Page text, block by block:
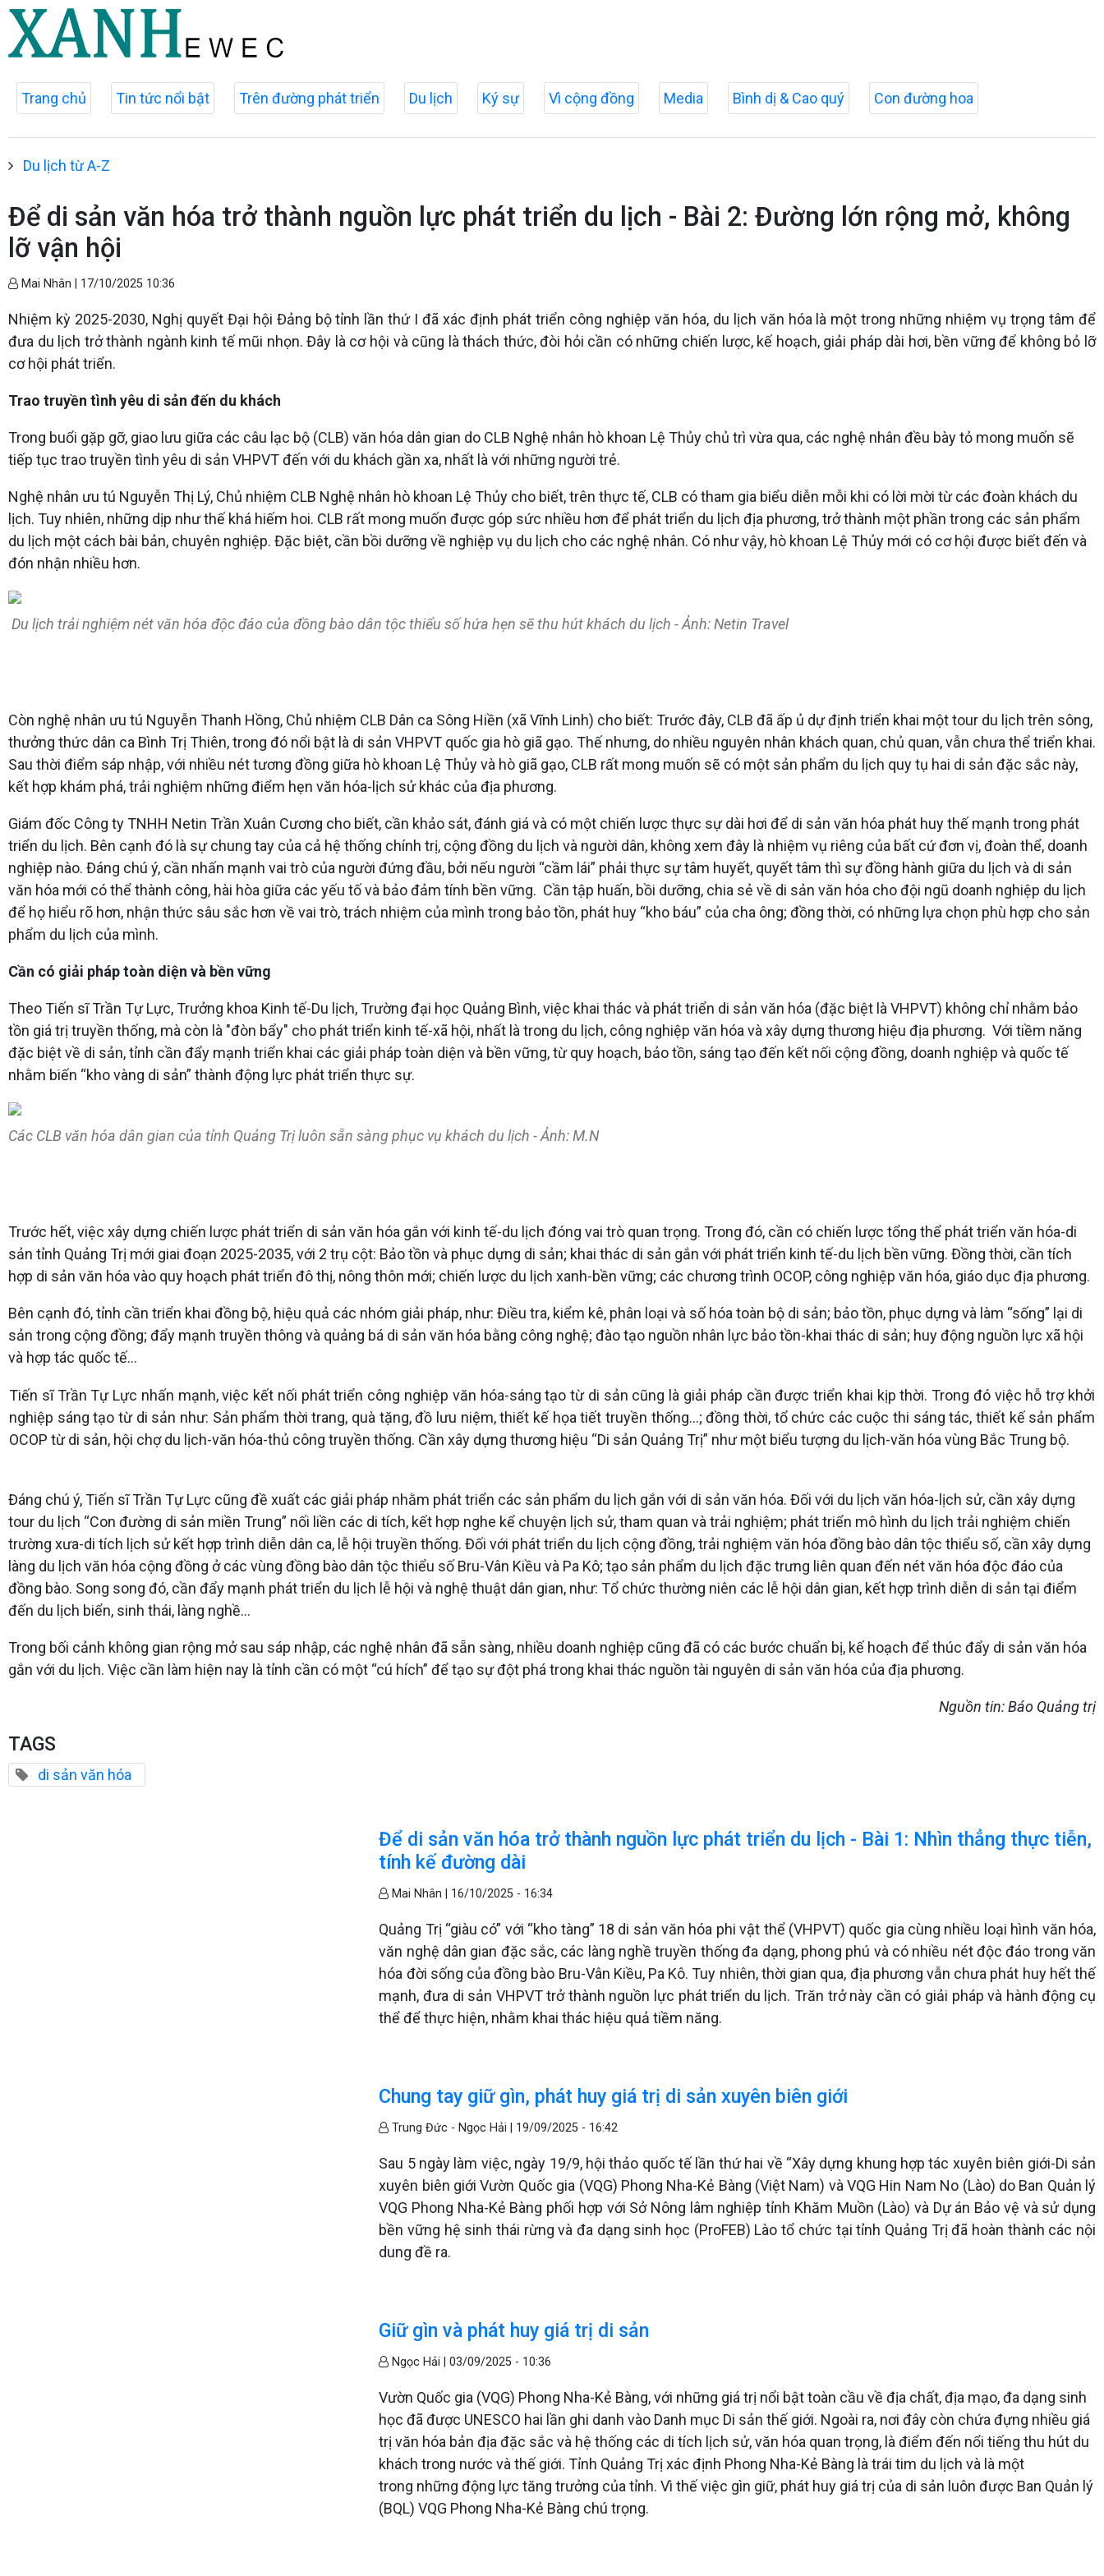
Trang chủ Tin tức nổi bật Trên đường phát triển Du lịch Ký sự Vì cộng đồng Media Bình dị & Cao quý Con đường hoa
Du lịch từ A-Z
Để di sản văn hóa trở thành nguồn lực phát triển du lịch - Bài 2: Đường lớn rộng mở, không
lỡ vận hội
Mai Nhân | 17/10/2025 10:36
Nhiệm kỳ 2025-2030, Nghị quyết Đại hội Đảng bộ tỉnh lần thứ I đã xác định phát triển công nghiệp văn hóa, du lịch văn hóa là một trong những nhiệm vụ trọng tâm để
đưa du lịch trở thành ngành kinh tế mũi nhọn. Đây là cơ hội và cũng là thách thức, đòi hỏi cần có những chiến lược, kế hoạch, giải pháp dài hơi, bền vững để không bỏ lỡ
cơ hội phát triển.
Trao truyền tình yêu di sản đến du khách
Trong buổi gặp gỡ, giao lưu giữa các câu lạc bộ (CLB) văn hóa dân gian do CLB Nghệ nhân hò khoan Lệ Thủy chủ trì vừa qua, các nghệ nhân đều bày tỏ mong muốn sẽ
tiếp tục trao truyền tình yêu di sản VHPVT đến với du khách gần xa, nhất là với những người trẻ.
Nghệ nhân ưu tú Nguyễn Thị Lý, Chủ nhiệm CLB Nghệ nhân hò khoan Lệ Thủy cho biết, trên thực tế, CLB có tham gia biểu diễn mỗi khi có lời mời từ các đoàn khách du
lịch. Tuy nhiên, những dịp như thế khá hiếm hoi. CLB rất mong muốn được góp sức nhiều hơn để phát triển du lịch địa phương, trở thành một phần trong các sản phẩm
du lịch một cách bài bản, chuyên nghiệp. Đặc biệt, cần bồi dưỡng về nghiệp vụ du lịch cho các nghệ nhân. Có như vậy, hò khoan Lệ Thủy mới có cơ hội được biết đến và
đón nhận nhiều hơn.
Du lịch trải nghiệm nét văn hóa độc đáo của đồng bào dân tộc thiểu số hứa hẹn sẽ thu hút khách du lịch - Ảnh: Netin Travel
Còn nghệ nhân ưu tú Nguyễn Thanh Hồng, Chủ nhiệm CLB Dân ca Sông Hiền (xã Vĩnh Linh) cho biết: Trước đây, CLB đã ấp ủ dự định triển khai một tour du lịch trên sông,
thưởng thức dân ca Bình Trị Thiên, trong đó nổi bật là di sản VHPVT quốc gia hò giã gạo. Thế nhưng, do nhiều nguyên nhân khách quan, chủ quan, vẫn chưa thể triển khai.
Sau thời điểm sáp nhập, với nhiều nét tương đồng giữa hò khoan Lệ Thủy và hò giã gạo, CLB rất mong muốn sẽ có một sản phẩm du lịch quy tụ hai di sản đặc sắc này,
kết hợp khám phá, trải nghiệm những điểm hẹn văn hóa-lịch sử khác của địa phương.
Giám đốc Công ty TNHH Netin Trần Xuân Cương cho biết, cần khảo sát, đánh giá và có một chiến lược thực sự dài hơi để di sản văn hóa phát huy thế mạnh trong phát
triển du lịch. Bên cạnh đó là sự chung tay của cả hệ thống chính trị, cộng đồng du lịch và người dân, không xem đây là nhiệm vụ riêng của bất cứ đơn vị, đoàn thể, doanh
nghiệp nào. Đáng chú ý, cần nhấn mạnh vai trò của người đứng đầu, bởi nếu người “cầm lái” phải thực sự tâm huyết, quyết tâm thì sự đồng hành giữa du lịch và di sản
văn hóa mới có thể thành công, hài hòa giữa các yếu tố và bảo đảm tính bền vững. Cần tập huấn, bồi dưỡng, chia sẻ về di sản văn hóa cho đội ngũ doanh nghiệp du lịch
để họ hiểu rõ hơn, nhận thức sâu sắc hơn về vai trò, trách nhiệm của mình trong bảo tồn, phát huy “kho báu” của cha ông; đồng thời, có những lựa chọn phù hợp cho sản
phẩm du lịch của mình.
Cần có giải pháp toàn diện và bền vững
Theo Tiến sĩ Trần Tự Lực, Trưởng khoa Kinh tế-Du lịch, Trường đại học Quảng Bình, việc khai thác và phát triển di sản văn hóa (đặc biệt là VHPVT) không chỉ nhằm bảo
tồn giá trị truyền thống, mà còn là "đòn bẩy" cho phát triển kinh tế-xã hội, nhất là trong du lịch, công nghiệp văn hóa và xây dựng thương hiệu địa phương. Với tiềm năng
đặc biệt về di sản, tỉnh cần đẩy mạnh triển khai các giải pháp toàn diện và bền vững, từ quy hoạch, bảo tồn, sáng tạo đến kết nối cộng đồng, doanh nghiệp và quốc tế
nhằm biến “kho vàng di sản” thành động lực phát triển thực sự.
Các CLB văn hóa dân gian của tỉnh Quảng Trị luôn sẵn sàng phục vụ khách du lịch - Ảnh: M.N
Trước hết, việc xây dựng chiến lược phát triển di sản văn hóa gắn với kinh tế-du lịch đóng vai trò quan trọng. Trong đó, cần có chiến lược tổng thể phát triển văn hóa-di
sản tỉnh Quảng Trị mới giai đoạn 2025-2035, với 2 trụ cột: Bảo tồn và phục dựng di sản; khai thác di sản gắn với phát triển kinh tế-du lịch bền vững. Đồng thời, cần tích
hợp di sản văn hóa vào quy hoạch phát triển đô thị, nông thôn mới; chiến lược du lịch xanh-bền vững; các chương trình OCOP, công nghiệp văn hóa, giáo dục địa phương.
Bên cạnh đó, tỉnh cần triển khai đồng bộ, hiệu quả các nhóm giải pháp, như: Điều tra, kiểm kê, phân loại và số hóa toàn bộ di sản; bảo tồn, phục dựng và làm “sống” lại di
sản trong cộng đồng; đẩy mạnh truyền thông và quảng bá di sản văn hóa bằng công nghệ; đào tạo nguồn nhân lực bảo tồn-khai thác di sản; huy động nguồn lực xã hội
và hợp tác quốc tế…
Tiến sĩ Trần Tự Lực nhấn mạnh, việc kết nối phát triển công nghiệp văn hóa-sáng tạo từ di sản cũng là giải pháp cần được triển khai kịp thời. Trong đó việc hỗ trợ khởi
nghiệp sáng tạo từ di sản như: Sản phẩm thời trang, quà tặng, đồ lưu niệm, thiết kế họa tiết truyền thống…; đồng thời, tổ chức các cuộc thi sáng tác, thiết kế sản phẩm
OCOP từ di sản, hội chợ du lịch-văn hóa-thủ công truyền thống. Cần xây dựng thương hiệu “Di sản Quảng Trị” như một biểu tượng du lịch-văn hóa vùng Bắc Trung bộ.
Đáng chú ý, Tiến sĩ Trần Tự Lực cũng đề xuất các giải pháp nhằm phát triển các sản phẩm du lịch gắn với di sản văn hóa. Đối với du lịch văn hóa-lịch sử, cần xây dựng
tour du lịch “Con đường di sản miền Trung” nối liền các di tích, kết hợp nghe kể chuyện lịch sử, tham quan và trải nghiệm; phát triển mô hình du lịch trải nghiệm chiến
trường xưa-di tích lịch sử kết hợp trình diễn dân ca, lễ hội truyền thống. Đối với phát triển du lịch cộng đồng, trải nghiệm văn hóa đồng bào dân tộc thiểu số, cần xây dựng
làng du lịch văn hóa cộng đồng ở các vùng đồng bào dân tộc thiểu số Bru-Vân Kiều và Pa Kô; tạo sản phẩm du lịch đặc trưng liên quan đến nét văn hóa độc đáo của
đồng bào. Song song đó, cần đẩy mạnh phát triển du lịch lễ hội và nghệ thuật dân gian, như: Tổ chức thường niên các lễ hội dân gian, kết hợp trình diễn di sản tại điểm
đến du lịch biển, sinh thái, làng nghề…
Trong bối cảnh không gian rộng mở sau sáp nhập, các nghệ nhân đã sẵn sàng, nhiều doanh nghiệp cũng đã có các bước chuẩn bị, kế hoạch để thúc đẩy di sản văn hóa
gắn với du lịch. Việc cần làm hiện nay là tỉnh cần có một “cú hích” để tạo sự đột phá trong khai thác nguồn tài nguyên di sản văn hóa của địa phương.
Nguồn tin: Báo Quảng trị
TAGS
di sản văn hóa
Để di sản văn hóa trở thành nguồn lực phát triển du lịch - Bài 1: Nhìn thẳng thực tiễn,
tính kế đường dài
Mai Nhân | 16/10/2025 - 16:34
Quảng Trị “giàu có” với “kho tàng” 18 di sản văn hóa phi vật thể (VHPVT) quốc gia cùng nhiều loại hình văn hóa,
văn nghệ dân gian đặc sắc, các làng nghề truyền thống đa dạng, phong phú và có nhiều nét độc đáo trong văn
hóa đời sống của đồng bào Bru-Vân Kiều, Pa Kô. Tuy nhiên, thời gian qua, địa phương vẫn chưa phát huy hết thế
mạnh, đưa di sản VHPVT trở thành nguồn lực phát triển du lịch. Trăn trở này cần có giải pháp và hành động cụ
thể để thực hiện, nhằm khai thác hiệu quả tiềm năng.
Chung tay giữ gìn, phát huy giá trị di sản xuyên biên giới
Trung Đức - Ngọc Hải | 19/09/2025 - 16:42
Sau 5 ngày làm việc, ngày 19/9, hội thảo quốc tế lần thứ hai về “Xây dựng khung hợp tác xuyên biên giới-Di sản
xuyên biên giới Vườn Quốc gia (VQG) Phong Nha-Kẻ Bàng (Việt Nam) và VQG Hin Nam No (Lào) do Ban Quản lý
VQG Phong Nha-Kẻ Bàng phối hợp với Sở Nông lâm nghiệp tỉnh Khăm Muồn (Lào) và Dự án Bảo vệ và sử dụng
bền vững hệ sinh thái rừng và đa dạng sinh học (ProFEB) Lào tổ chức tại tỉnh Quảng Trị đã hoàn thành các nội
dung đề ra.
Giữ gìn và phát huy giá trị di sản
Ngọc Hải |03/09/2025 - 10:36
Vườn Quốc gia (VQG) Phong Nha-Kẻ Bàng, với những giá trị nổi bật toàn cầu về địa chất, địa mạo, đa dạng sinh
học đã được UNESCO hai lần ghi danh vào Danh mục Di sản thế giới. Ngoài ra, nơi đây còn chứa đựng nhiều giá
trị văn hóa bản địa đặc sắc và hệ thống các di tích lịch sử, văn hóa quan trọng, là điểm đến nổi tiếng thu hút du
khách trong nước và thế giới. Tỉnh Quảng Trị xác định Phong Nha-Kẻ Bàng là trái tim du lịch và là một
trong những động lực tăng trưởng của tỉnh. Vì thế việc gìn giữ, phát huy giá trị của di sản luôn được Ban Quản lý
(BQL) VQG Phong Nha-Kẻ Bàng chú trọng.